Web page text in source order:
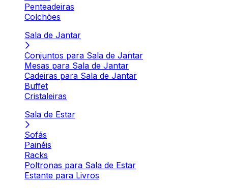
Penteadeiras
Colchões
Sala de Jantar
Conjuntos para Sala de Jantar
Mesas para Sala de Jantar
Cadeiras para Sala de Jantar
Buffet
Cristaleiras
Sala de Estar
Sofás
Painéis
Racks
Poltronas para Sala de Estar
Estante para Livros